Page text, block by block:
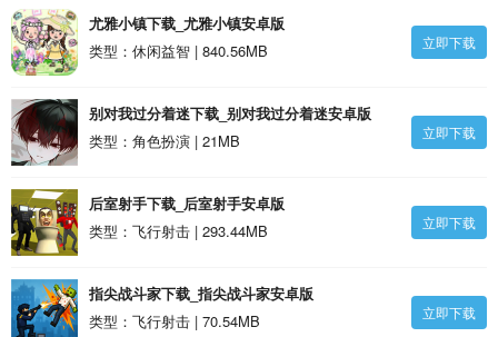
尤雅小镇下载_尤雅小镇安卓版
类型：休闲益智 | 840.56MB
立即下载
别对我过分着迷下载_别对我过分着迷安卓版
类型：角色扮演 | 21MB
立即下载
后室射手下载_后室射手安卓版
类型：飞行射击 | 293.44MB
立即下载
指尖战斗家下载_指尖战斗家安卓版
类型：飞行射击 | 70.54MB
立即下载